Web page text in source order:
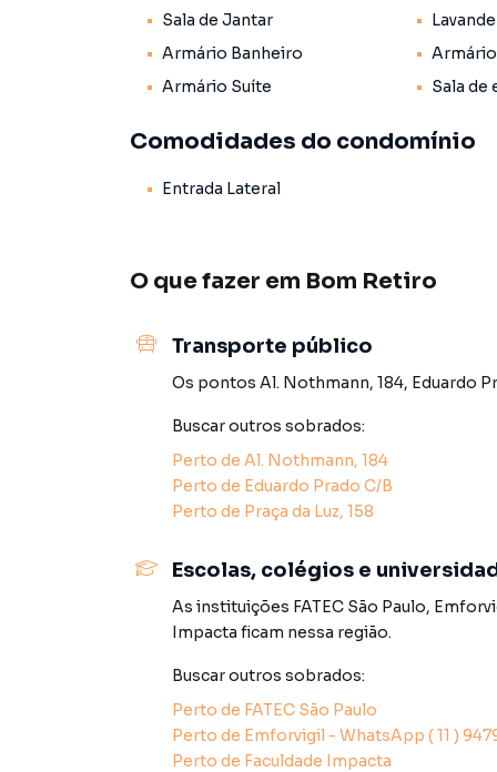
Bom Retiro é o movimentado bairro têxtil da
acessórios. Famosa pela sua acústica, a Sala
orquestra numa monumental estação
esculturas um pouco por toda parte
Já vendemos e locamos diversos imóveis em
maior chance de vender ou alugar seu imóvel
Contamos também com um time de
atendimento preparada para atender
compradores com o mercado imobiliário.
Para maiores informações entre em contato
projetos similares em sua região.
A Lares e Andares aguarda seu contato!
procurava ou deseja mais informações sobre
equipe pelo telefone (11) 93759-7931.
Sala de Jantar
Armário Banheiro
Armário Suíte
Sala de
Comodidades do condomínio
Entrada Lateral
O que fazer em Bom Retiro
Transporte público
Os pontos Al. Nothmann, 184, Eduardo
Buscar outros sobrados:
Perto de Al. Nothmann, 184
Perto de Eduardo Prado C/B
Perto de Praça da Luz, 158
Escolas, colégios e
As instituições FATEC São Paulo,
Impacta ficam nessa região.
Buscar outros sobrados:
Perto de FATEC São Paulo
Perto de Emforvigil - WhatsApp ( 11 )
Perto de Faculdade Impacta